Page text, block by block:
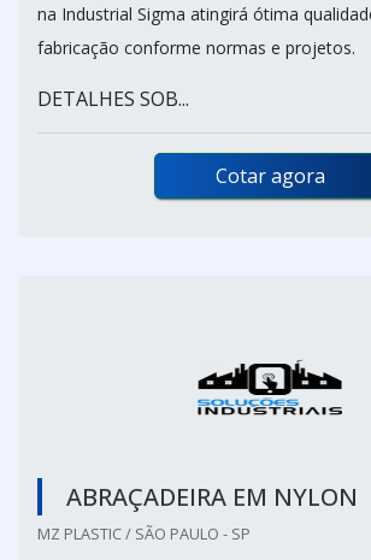
na Industrial Sigma atingirá ótima
fabricação conforme normas e projetos.
DETALHES SOB...
Cotar agora
ABRAÇADEIRA EM NYLON
MZ PLASTIC / SÃO PAULO - SP